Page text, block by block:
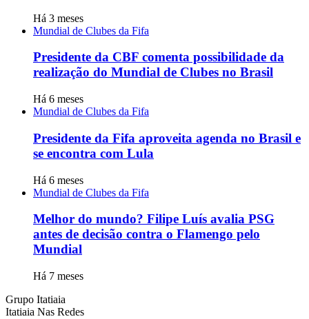
Há 3 meses
Mundial de Clubes da Fifa
Presidente da CBF comenta possibilidade da
realização do Mundial de Clubes no Brasil
Há 6 meses
Mundial de Clubes da Fifa
Presidente da Fifa aproveita agenda no Brasil e
se encontra com Lula
Há 6 meses
Mundial de Clubes da Fifa
Melhor do mundo? Filipe Luís avalia PSG
antes de decisão contra o Flamengo pelo
Mundial
Há 7 meses
Grupo Itatiaia
Itatiaia Nas Redes